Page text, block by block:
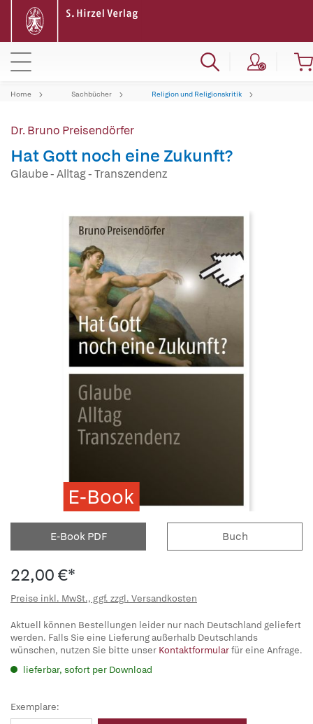
Home Sachbücher Religion und Religionskritik
Dr. Bruno Preisendörfer
Hat Gott noch eine Zukunft?
Glaube - Alltag - Transzendenz
E-Book
E-Book PDF Buch
22,00 €*
Preise inkl. MwSt., ggf. zzgl. Versandkosten
Aktuell können Bestellungen leider nur nach Deutschland geliefert
werden. Falls Sie eine Lieferung außerhalb Deutschlands
wünschen, nutzen Sie bitte unser Kontaktformularfür eine Anfrage.
lieferbar, sofort per Download
Exemplare: